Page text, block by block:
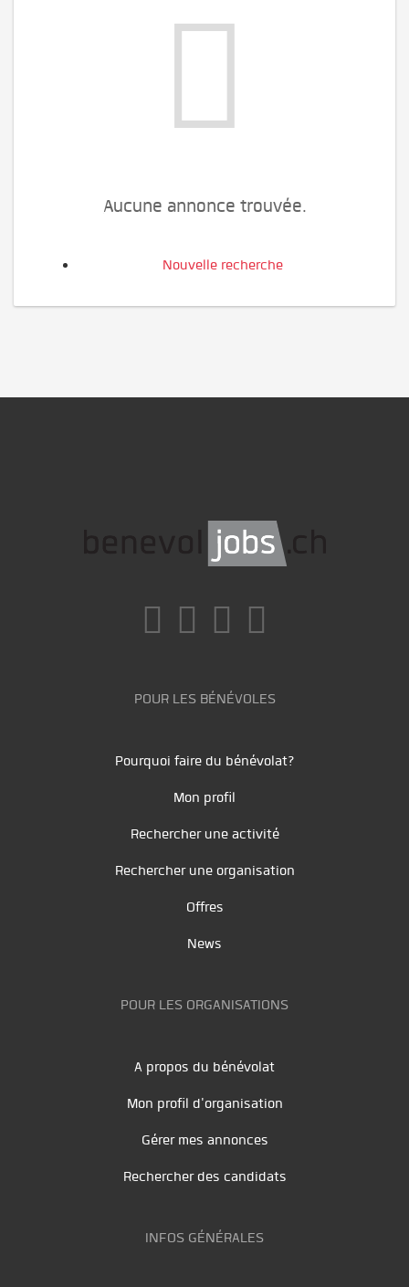
Aucune annonce trouvée.
Nouvelle recherche
POUR LES BÉNÉVOLES
Pourquoi faire du bénévolat?
Mon profil
Rechercher une activité
Rechercher une organisation
Offres
News
POUR LES ORGANISATIONS
A propos du bénévolat
Mon profil d'organisation
Gérer mes annonces
Rechercher des candidats
INFOS GÉNÉRALES